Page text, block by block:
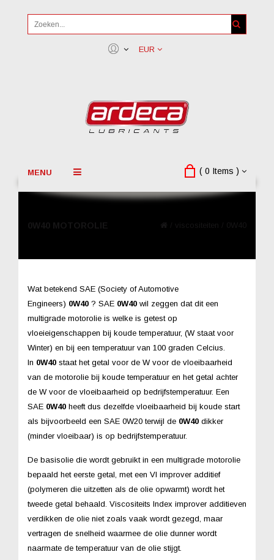
EUR
MENU ( 0 Items )
Wat betekend SAE (Society of Automotive
Engineers) 0W40 ? SAE 0W40 wil zeggen dat dit een
multigrade motorolie is welke is getest op
vloeieigenschappen bij koude temperatuur, (W staat voor
Winter) en bij een temperatuur van 100 graden Celcius.
In 0W40 staat het getal voor de W voor de vloeibaarheid
van de motorolie bij koude temperatuur en het getal achter
de W voor de vloeibaarheid op bedrijfstemperatuur. Een
SAE 0W40 heeft dus dezelfde vloeibaarheid bij koude start
als bijvoorbeeld een SAE 0W20 terwijl de 0W40 dikker
(minder vloeibaar) is op bedrijfstemperatuur.
De basisolie die wordt gebruikt in een multigrade motorolie
bepaald het eerste getal, met een VI improver additief
(polymeren die uitzetten als de olie opwarmt) wordt het
tweede getal behaald. Viscositeits Index improver additieven
verdikken de olie niet zoals vaak wordt gezegd, maar
vertragen de snelheid waarmee de olie dunner wordt
naarmate de temperatuur van de olie stijgt.